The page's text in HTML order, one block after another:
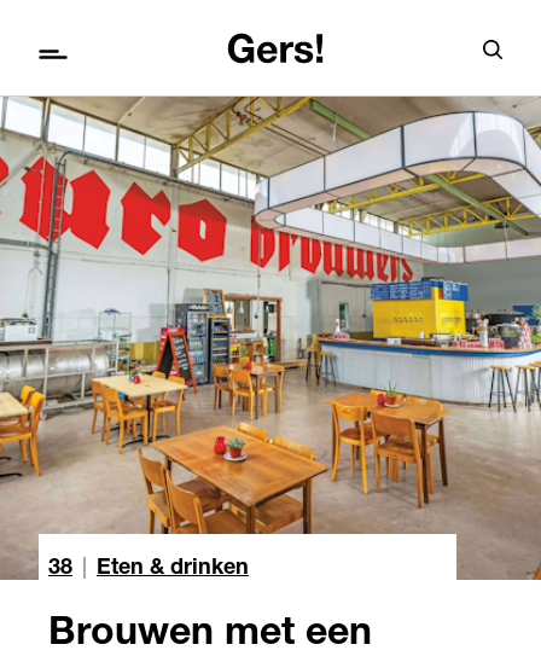
38 Eten & drinken
Brouwen met een